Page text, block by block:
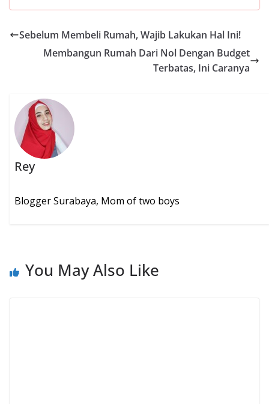
e
b
o
itt
er
ai
l
at
s
A
er
e
st
ar
e
Sebelum Membeli Rumah, Wajib Lakukan Hal Ini!
Membangun Rumah Dari Nol Dengan Budget
Terbatas, Ini Caranya
Rey
Blogger Surabaya, Mom of two boys
You May Also Like